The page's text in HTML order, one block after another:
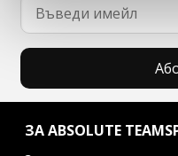
ЗА ABSOLUTE